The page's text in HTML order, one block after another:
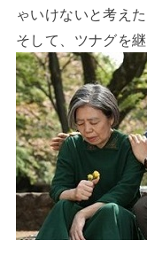
ゃいけないと考え
そして、ツナグを